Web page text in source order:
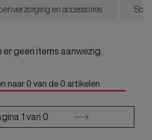
en accessoires
geen items aanwezig.
naar0van de0 artikelen
1van0